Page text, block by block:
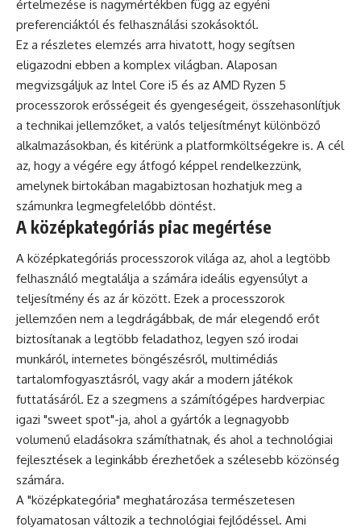
értelmezése is nagymértékben függ az egyéni
preferenciáktól és felhasználási szokásoktól.
Ez a részletes elemzés arra hivatott, hogy segítsen
eligazodni ebben a komplex világban. Alaposan
megvizsgáljuk az Intel Core i5 és az AMD Ryzen 5
processzorok erősségeit és gyengeségeit, összehasonlítjuk
a technikai jellemzőket, a valós teljesítményt különböző
alkalmazásokban, és kitérünk a platformköltségekre is. A cél
az, hogy a végére egy átfogó képpel rendelkezzünk,
amelynek birtokában magabiztosan hozhatjuk meg a
számunkra legmegfelelőbb döntést.
A középkategóriás piac megértése
A középkategóriás processzorok világa az, ahol a legtöbb
felhasználó megtalálja a számára ideális egyensúlyt a
teljesítmény és az ár között. Ezek a processzorok
jellemzően nem a legdrágábbak, de már elegendő erőt
biztosítanak a legtöbb feladathoz, legyen szó irodai
munkáról, internetes böngészésről, multimédiás
tartalomfogyasztásról, vagy akár a modern játékok
futtatásáról. Ez a szegmens a számítógépes hardverpiac
igazi "sweet spot"-ja, ahol a gyártók a legnagyobb
volumenű eladásokra számíthatnak, és ahol a technológiai
fejlesztések a leginkább érezhetőek a szélesebb közönség
számára.
A "középkategória" meghatározása természetesen
folyamatosan változik a technológiai fejlődéssel. Ami